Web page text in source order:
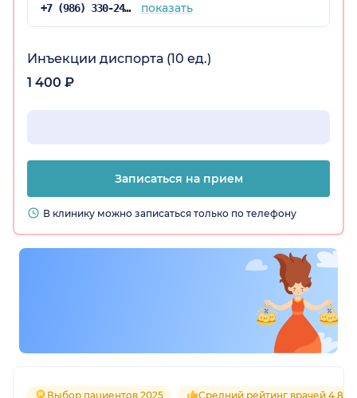
+7 (986) 330-24-17 показать
Инъекции диспорта (10 ед.)
1 400 ₽
Записаться на прием
В клинику можно записаться только по телефону
Выбор пациентов 2025 Средний рейтинг врачей 4.8